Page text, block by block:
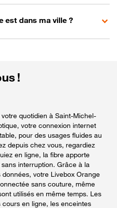
est dans ma ville ?
!
quotidien à Saint-Michel-
votre connexion internet
pour des usages fluides au
depuis chez vous, regardiez
en ligne, la fibre apporte
interruption. Grâce à la
votre Livebox Orange
sans couture, même
utilisés en même temps. Les
en ligne, les enceintes